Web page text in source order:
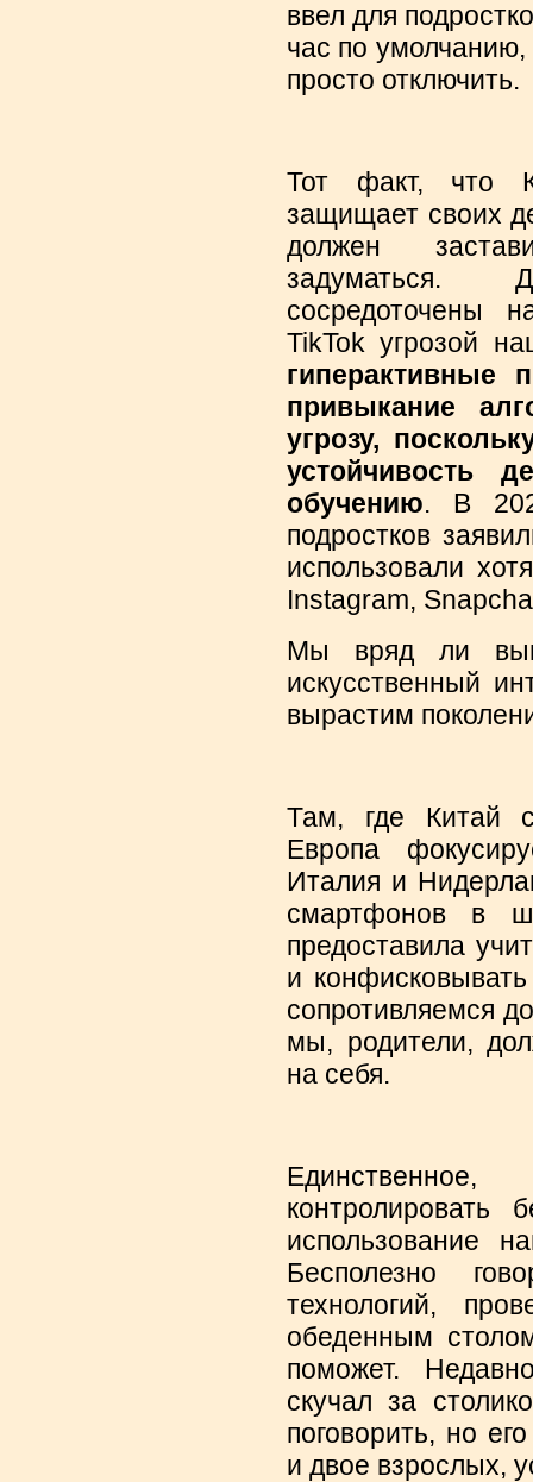
ввел для
час по умолчанию,
просто отключить.
Тот факт, что
защищает своих
должен
задуматься.
сосредоточены
TikTok угрозой
гиперактивные
привыкание
угрозу,
устойчивость
обучению. В
подростков
использовали
Instagram,
Мы вряд ли
искусственный
вырастим
Там, где Китай
Европа
Италия и
смартфонов в
предоставила
и
сопротивляемся
мы, родители,
на себя.
контролировать
использование
Бесполезно
технологий,
обеденным
поможет.
скучал за
поговорить, но
и двое взрослых,